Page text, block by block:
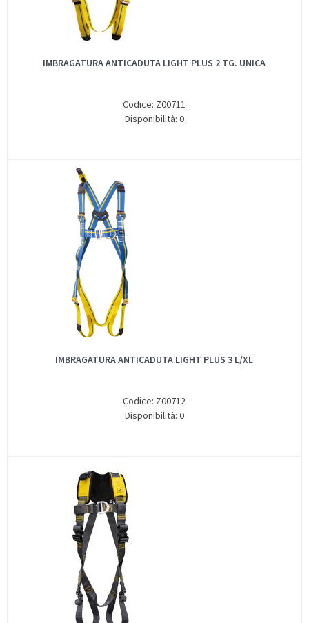
IMBRAGATURA ANTICADUTA LIGHT PLUS 2 TG. UNICA
Codice: Z00711
Disponibilità: 0
IMBRAGATURA ANTICADUTA LIGHT PLUS 3 L/XL
Codice: Z00712
Disponibilità: 0